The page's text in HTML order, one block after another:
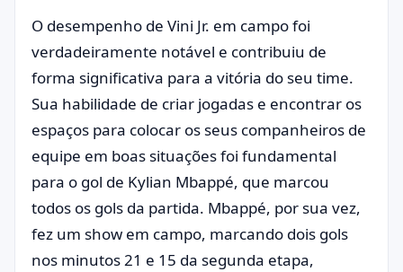
O desempenho de Vini Jr. em campo foi
verdadeiramente notável e contribuiu de
forma significativa para a vitória do seu time.
Sua habilidade de criar jogadas e encontrar os
espaços para colocar os seus companheiros de
equipe em boas situações foi fundamental
para o gol de Kylian Mbappé, que marcou
todos os gols da partida. Mbappé, por sua vez,
fez um show em campo, marcando dois gols
nos minutos 21 e 15 da segunda etapa,